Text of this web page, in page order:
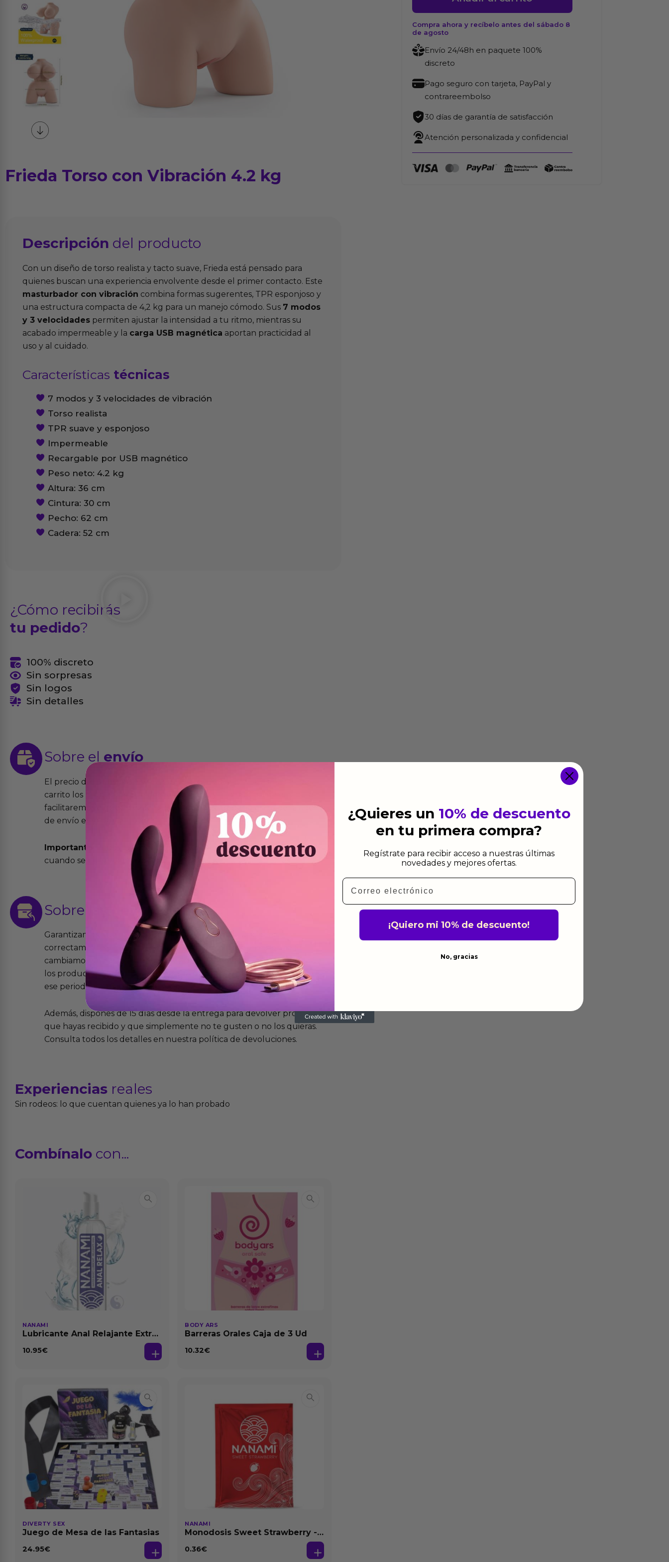
Frieda Torso con Vibración 4.2 kg
Descripción del producto
Con un diseño de torso realista y tacto suave, Frieda está pensado para
quienes buscan una experiencia envolvente desde el primer contacto. Este
masturbador con vibración combina formas sugerentes, TPR esponjoso y
una estructura compacta de 4,2 kg para un manejo cómodo. Sus 7 modos
y 3 velocidades permiten ajustar la intensidad a tu ritmo, mientras su
acabado impermeable y la carga USB magnética aportan practicidad al
uso y al cuidado.
Características técnicas
7 modos y 3 velocidades de vibración
Torso realista
TPR suave y esponjoso
Impermeable
Recargable por USB magnético
Peso neto: 4.2 kg
Altura: 36 cm
Cintura: 30 cm
Pecho: 62 cm
Cadera: 52 cm
¿Cómo recibirás
tu pedido?
100% discreto
Sin sorpresas
Sin logos
Sin detalles
Sobre el envío
El precio del transporte se calcula de forma automática añadiendo al
carrito los productos que desees comprar y la dirección de envio. Te
facilitaremos el precio exacto del transporte dependiendo de la agencia
de envío elegida y el modo.
Importante:
Todos los pedidos son expedidos el mismo dia siempre y
cuando se cursen antes de las 13:00 horas y en días laborables.
Sobre las devoluciones
Garantizamos que los productos que vendemos funcionan
correctamente y que si tienen algún defecto de fabricación te lo
cambiamos sin costo alguno. La ley de 2 años de garantía significa que
los productos tienen garantía contra defectos de fabricación durante
ese periodo pero no por mal uso o uso indebido.
Además, dispones de 15 días desde la entrega para devolver productos
que hayas recibido y que simplemente no te gusten o no los quieras.
Consulta todos los detalles en nuestra política de devoluciones.
Experiencias reales
Sin rodeos: lo que cuentan quienes ya lo han probado
Combínalo con...
NANAMI
Lubricante Anal Relajante Extra
10.95€
BODY ARS
Barreras Orales Caja de 3 Ud
10.32€
DIVERTY SEX
Juego de Mesa de las Fantasias
24.95€
NANAMI
Monodosis Sweet Strawberry -
0.36€
Vibración
4.2
kg
cantidad
Compra ahora y recíbelo antes del sábado 8
de agosto
Envío 24/48h en paquete 100%
discreto
Pago seguro con tarjeta, PayPal y
contrareembolso
30 días de garantía de satisfacción
Atención personalizada y confidencial
¿Quieres un 10% de descuento
en tu primera compra?
Regístrate para recibir acceso a nuestras últimas
novedades y mejores ofertas.
Email
¡Quiero mi 10% de descuento!
No, gracias